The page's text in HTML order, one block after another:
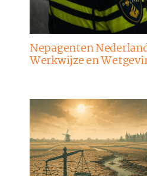
Nepagenten
Werkwijze en